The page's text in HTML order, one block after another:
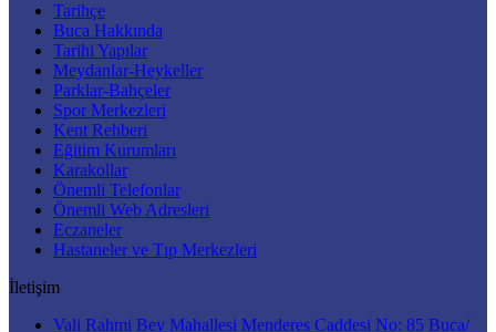
Tarihçe
Buca Hakkında
Tarihi Yapılar
Meydanlar-Heykeller
Parklar-Bahçeler
Spor Merkezleri
Kent Rehberi
Eğitim Kurumları
Karakollar
Önemli Telefonlar
Önemli Web Adresleri
Eczaneler
Hastaneler ve Tıp Merkezleri
İletişim
Vali Rahmi Bey Mahallesi Menderes Caddesi No: 85 Buca/